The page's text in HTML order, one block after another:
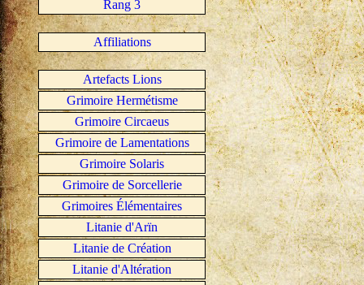
Rang 3
Affiliations
Artefacts Lions
Grimoire Hermétisme
Grimoire Circaeus
Grimoire de Lamentations
Grimoire Solaris
Grimoire de Sorcellerie
Grimoires Élémentaires
Litanie d'Arïn
Litanie de Création
Litanie d'Altération